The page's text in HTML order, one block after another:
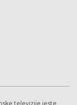
televizije jeste